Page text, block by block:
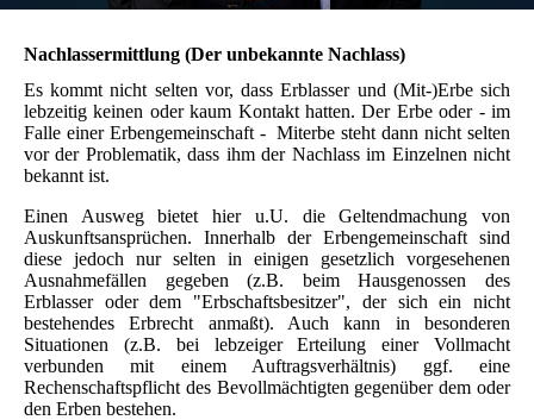
Nachlassermittlung (Der unbekannte Nachlass)
Es kommt nicht selten vor, dass Erblasser und (Mit-)Erbe sich
lebzeitig keinen oder kaum Kontakt hatten. Der Erbe oder - im
Falle einer Erbengemeinschaft - Miterbe steht dann nicht selten
vor der Problematik, dass ihm der Nachlass im Einzelnen nicht
bekannt ist.
Einen Ausweg bietet hier u.U. die Geltendmachung von
Auskunftsansprüchen. Innerhalb der Erbengemeinschaft sind
diese jedoch nur selten in einigen gesetzlich vorgesehenen
Ausnahmefällen gegeben (z.B. beim Hausgenossen des
Erblasser oder dem "Erbschaftsbesitzer", der sich ein nicht
bestehendes Erbrecht anmaßt). Auch kann in besonderen
Situationen (z.B. bei lebzeiger Erteilung einer Vollmacht
verbunden mit einem Auftragsverhältnis) ggf. eine
Rechenschaftspflicht des Bevollmächtigten gegenüber dem oder
den Erben bestehen.